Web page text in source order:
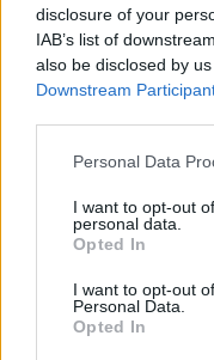
disclosure of your
IAB’s list of
also be disclosed by
Downstream
Personal Data
I want to opt-out
personal data.
Opted In
I want to opt-out
Personal Data.
Opted In